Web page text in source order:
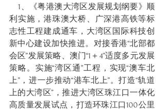
    1、《粤港澳大湾区发展规划纲要》顺
利实施，港珠澳大桥、广深港高铁等标
志性工程建成通车，大湾区国际科技创
新中心建设加快推进。对接香港“北部都
会区”发展策略、澳门“1＋4”适度多元发展
策略。实施“湾区通”工程，实现“澳车北
上”，进一步推动“港车北上”。打造“轨道
上的大湾区”，推进大湾区珠江口一体化
高质量发展试点，打造环珠江口100公里